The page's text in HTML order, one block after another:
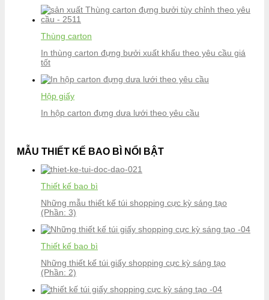
Thùng carton
In thùng carton đựng bưởi xuất khẩu theo yêu cầu giá
tốt
Hộp giấy
In hộp carton đựng dưa lưới theo yêu cầu
MẪU THIẾT KẾ BAO BÌ NỔI BẬT
Thiết kế bao bì
Những mẫu thiết kế túi shopping cực kỳ sáng tạo
(Phần: 3)
Thiết kế bao bì
Những thiết kế túi giấy shopping cực kỳ sáng tạo
(Phần: 2)